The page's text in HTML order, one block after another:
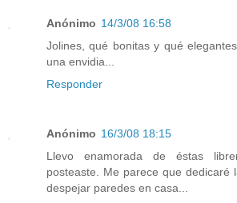
Anónimo 14/3/08 16:58
Jolines, qué bonitas y qué
una envidia...
Responder
Anónimo 16/3/08 18:15
Llevo enamorada de éstas
posteaste. Me parece que dedicaré
despejar paredes en casa...